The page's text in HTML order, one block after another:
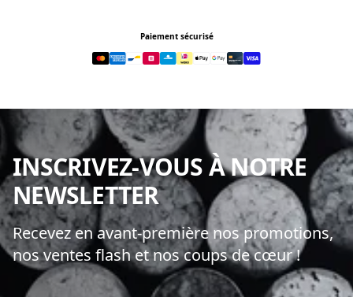
Paiement sécurisé
INSCRIVEZ-VOUS À NOTRE
NEWSLETTER
Recevez en avant-première nos promotions,
nos ventes flash et nos coups de cœur !